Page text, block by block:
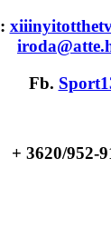
Fb.
+ 3620/952-